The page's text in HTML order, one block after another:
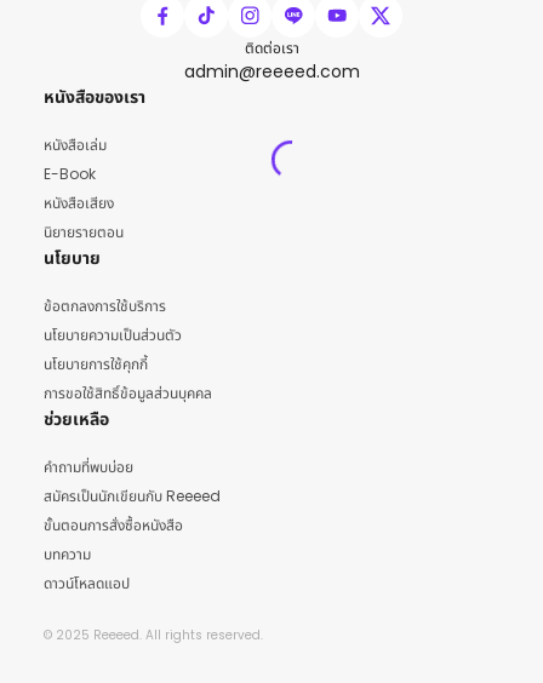
ติดต่อเรา
admin@reeeed.com
หนังสือของเรา
หนังสือเล่ม
E-Book
หนังสือเสียง
นิยายรายตอน
นโยบาย
ข้อตกลงการใช้บริการ
นโยบายความเป็นส่วนตัว
นโยบายการใช้คุกกี้
การขอใช้สิทธิ์ข้อมูลส่วนบุคคล
ช่วยเหลือ
คำถามที่พบบ่อย
สมัครเป็นนักเขียนกับ Reeeed
ขั้นตอนการสั่งซื้อหนังสือ
บทความ
ดาวน์โหลดแอป
© 2025 Reeeed. All rights reserved.